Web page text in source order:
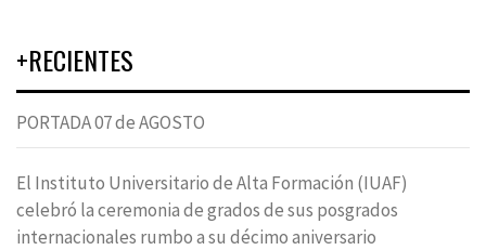
+RECIENTES
PORTADA 07 de AGOSTO
El Instituto Universitario de Alta Formación (IUAF)
celebró la ceremonia de grados de sus posgrados
internacionales rumbo a su décimo aniversario